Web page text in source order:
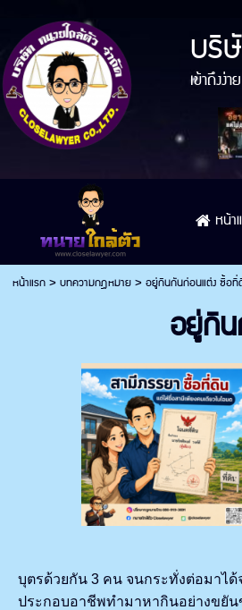
บริ
เข้าถึง
หน้า
หน้าแรก>บทความกฎหมาย>อยู่กินกันก่อนแต่ง ซื้อที่
อยู่กิน
บุตรด้วยกัน 3 คน จนกระทั่งต่อมาไ
ประกอบอาชีพทำมาหากินอย่างขยั